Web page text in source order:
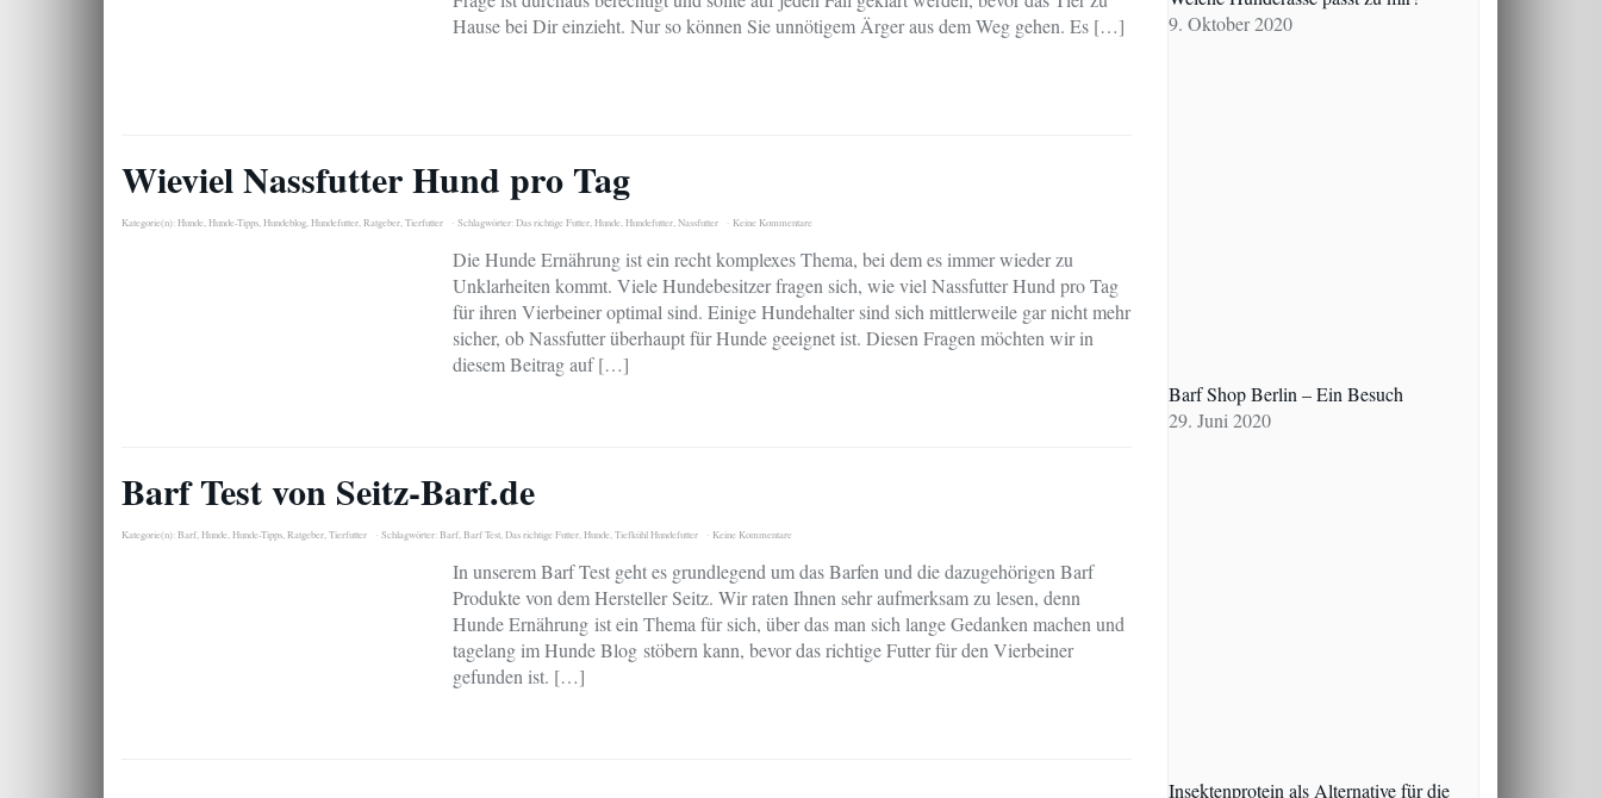
Hause bei Dir einzieht. Nur so können Sie unnötigem Ärger aus dem Weg gehen. Es […]
Wieviel Nassfutter Hund pro Tag
Kategorie(n):Hunde Hunde-Tipps Hundeblog Hundefutter Ratgeber Tierfutter Schlagwörter:Das richtige Futter Hunde Hundefutter Nassfutter Keine Kommentare
Die Hunde Ernährung ist ein recht komplexes Thema, bei dem es immer wieder zu
Unklarheiten kommt. Viele Hundebesitzer fragen sich, wie viel Nassfutter Hund pro Tag
für ihren Vierbeiner optimal sind. Einige Hundehalter sind sich mittlerweile gar nicht mehr
sicher, ob Nassfutter überhaupt für Hunde geeignet ist. Diesen Fragen möchten wir in
diesem Beitrag auf […]
Barf Test von Seitz-Barf.de
Kategorie(n):Barf Hunde Hunde-Tipps Ratgeber Tierfutter Schlagwörter:Barf Barf Test Das richtige Futter Hunde Tiefkühl Hundefutter Keine Kommentare
In unserem Barf Test geht es grundlegend um das Barfen und die dazugehörigen Barf
Produkte von dem Hersteller Seitz. Wir raten Ihnen sehr aufmerksam zu lesen, denn
Hunde Ernährung ist ein Thema für sich, über das man sich lange Gedanken machen und
tagelang im Hunde Blog stöbern kann, bevor das richtige Futter für den Vierbeiner
gefunden ist. […]
9. Oktober 2020
Barf Shop Berlin – Ein Besuch
29. Juni 2020
Insektenprotein als Alternative für die